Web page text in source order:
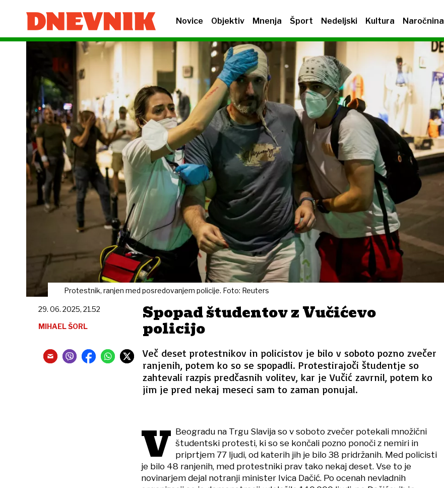
Novice Objektiv Mnenja Šport Nedeljski Kultura Naročnina
Protestnik, ranjen med posredovanjem policije. Foto: Reuters
Spopad študentov z Vučićevo
policijo
Več deset protestnikov in policistov je bilo v soboto pozno zvečer
ranjenih, potem ko so se spopadli. Protestirajoči študentje so
zahtevali razpis predčasnih volitev, kar je Vučić zavrnil, potem ko
jim je pred nekaj meseci sam to zaman ponujal.
29. 06. 2025, 21.52
MIHAEL ŠORL
V Beogradu na Trgu Slavija so v soboto zvečer potekali množični
študentski protesti, ki so se končali pozno ponoči z nemiri in
priprtjem 77 ljudi, od katerih jih je bilo 38 pridržanih. Med policisti
je bilo 48 ranjenih, med protestniki prav tako nekaj deset. Vse to je
novinarjem dejal notranji minister Ivica Dačić. Po ocenah nevladnih